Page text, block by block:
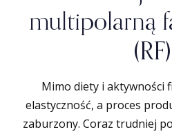
multipolarną
Mimo diety i aktywności
elastyczność, a proces
zaburzony. Coraz trudniej